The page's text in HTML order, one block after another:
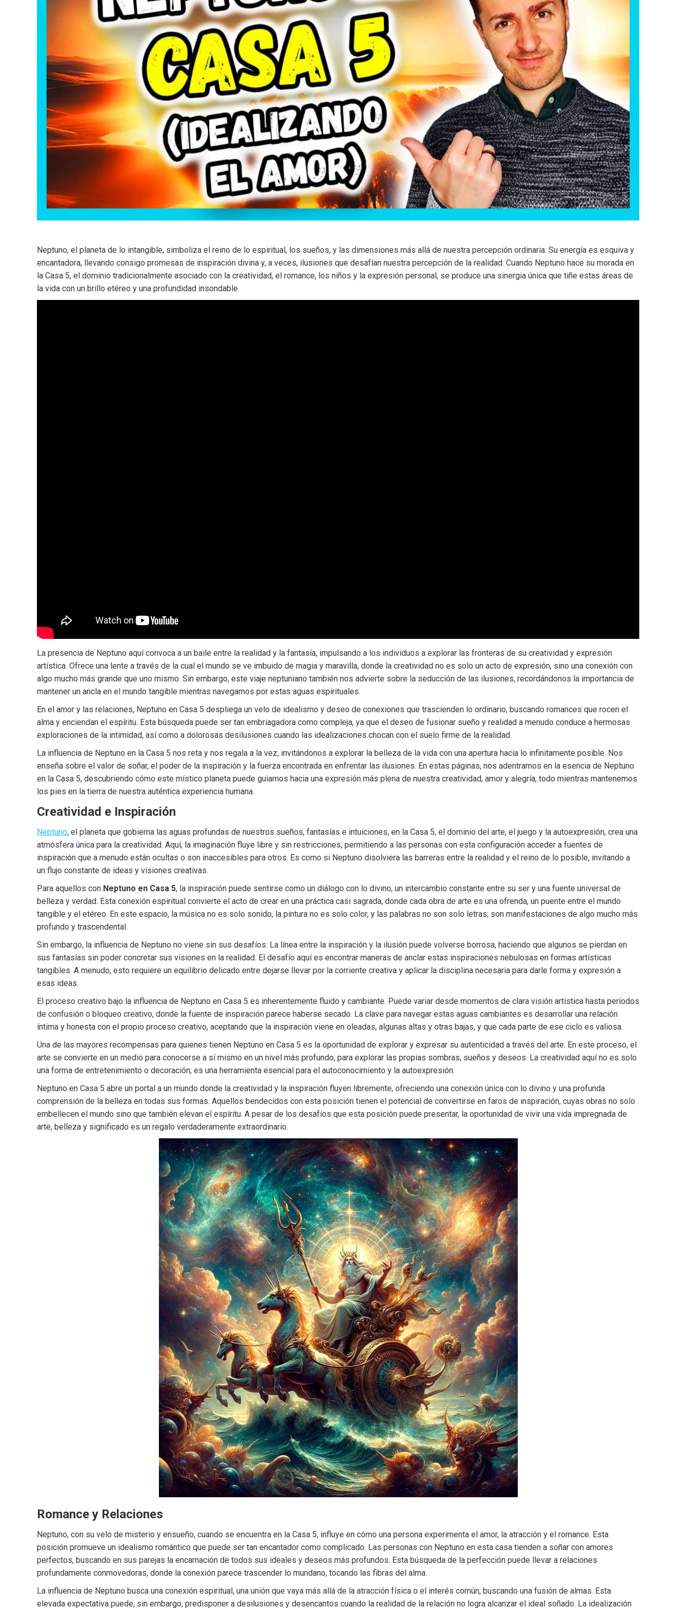
Neptuno, el planeta de lo intangible, simboliza el reino de lo espiritual, los sueños, y las dimensiones más allá de nuestra percepción ordinaria. Su energía es esquiva y
encantadora, llevando consigo promesas de inspiración divina y, a veces, ilusiones que desafían nuestra percepción de la realidad. Cuando Neptuno hace su morada en
la Casa 5, el dominio tradicionalmente asociado con la creatividad, el romance, los niños y la expresión personal, se produce una sinergia única que tiñe estas áreas de
la vida con un brillo etéreo y una profundidad insondable.
La presencia de Neptuno aquí convoca a un baile entre la realidad y la fantasía, impulsando a los individuos a explorar las fronteras de su creatividad y expresión
artística. Ofrece una lente a través de la cual el mundo se ve imbuido de magia y maravilla, donde la creatividad no es solo un acto de expresión, sino una conexión con
algo mucho más grande que uno mismo. Sin embargo, este viaje neptuniano también nos advierte sobre la seducción de las ilusiones, recordándonos la importancia de
mantener un ancla en el mundo tangible mientras navegamos por estas aguas espirituales.
En el amor y las relaciones, Neptuno en Casa 5 despliega un velo de idealismo y deseo de conexiones que trascienden lo ordinario, buscando romances que rocen el
alma y enciendan el espíritu. Esta búsqueda puede ser tan embriagadora como compleja, ya que el deseo de fusionar sueño y realidad a menudo conduce a hermosas
exploraciones de la intimidad, así como a dolorosas desilusiones cuando las idealizaciones chocan con el suelo firme de la realidad.
La influencia de Neptuno en la Casa 5 nos reta y nos regala a la vez, invitándonos a explorar la belleza de la vida con una apertura hacia lo infinitamente posible. Nos
enseña sobre el valor de soñar, el poder de la inspiración y la fuerza encontrada en enfrentar las ilusiones. En estas páginas, nos adentramos en la esencia de Neptuno
en la Casa 5, descubriendo cómo este místico planeta puede guiarnos hacia una expresión más plena de nuestra creatividad, amor y alegría, todo mientras mantenemos
los pies en la tierra de nuestra auténtica experiencia humana.
Creatividad e Inspiración
Neptuno, el planeta que gobierna las aguas profundas de nuestros sueños, fantasías e intuiciones, en la Casa 5, el dominio del arte, el juego y la autoexpresión, crea una
atmósfera única para la creatividad. Aquí, la imaginación fluye libre y sin restricciones, permitiendo a las personas con esta configuración acceder a fuentes de
inspiración que a menudo están ocultas o son inaccesibles para otros. Es como si Neptuno disolviera las barreras entre la realidad y el reino de lo posible, invitando a
un flujo constante de ideas y visiones creativas.
Para aquellos con Neptuno en Casa 5, la inspiración puede sentirse como un diálogo con lo divino, un intercambio constante entre su ser y una fuente universal de
belleza y verdad. Esta conexión espiritual convierte el acto de crear en una práctica casi sagrada, donde cada obra de arte es una ofrenda, un puente entre el mundo
tangible y el etéreo. En este espacio, la música no es solo sonido, la pintura no es solo color, y las palabras no son solo letras; son manifestaciones de algo mucho más
profundo y trascendental.
Sin embargo, la influencia de Neptuno no viene sin sus desafíos. La línea entre la inspiración y la ilusión puede volverse borrosa, haciendo que algunos se pierdan en
sus fantasías sin poder concretar sus visiones en la realidad. El desafío aquí es encontrar maneras de anclar estas inspiraciones nebulosas en formas artísticas
tangibles. A menudo, esto requiere un equilibrio delicado entre dejarse llevar por la corriente creativa y aplicar la disciplina necesaria para darle forma y expresión a
esas ideas.
El proceso creativo bajo la influencia de Neptuno en Casa 5 es inherentemente fluido y cambiante. Puede variar desde momentos de clara visión artística hasta períodos
de confusión o bloqueo creativo, donde la fuente de inspiración parece haberse secado. La clave para navegar estas aguas cambiantes es desarrollar una relación
íntima y honesta con el propio proceso creativo, aceptando que la inspiración viene en oleadas, algunas altas y otras bajas, y que cada parte de ese ciclo es valiosa.
Una de las mayores recompensas para quienes tienen Neptuno en Casa 5 es la oportunidad de explorar y expresar su autenticidad a través del arte. En este proceso, el
arte se convierte en un medio para conocerse a sí mismo en un nivel más profundo, para explorar las propias sombras, sueños y deseos. La creatividad aquí no es solo
una forma de entretenimiento o decoración; es una herramienta esencial para el autoconocimiento y la autoexpresión.
Neptuno en Casa 5 abre un portal a un mundo donde la creatividad y la inspiración fluyen libremente, ofreciendo una conexión única con lo divino y una profunda
comprensión de la belleza en todas sus formas. Aquellos bendecidos con esta posición tienen el potencial de convertirse en faros de inspiración, cuyas obras no solo
embellecen el mundo sino que también elevan el espíritu. A pesar de los desafíos que esta posición puede presentar, la oportunidad de vivir una vida impregnada de
arte, belleza y significado es un regalo verdaderamente extraordinario.
Romance y Relaciones
Neptuno, con su velo de misterio y ensueño, cuando se encuentra en la Casa 5, influye en cómo una persona experimenta el amor, la atracción y el romance. Esta
posición promueve un idealismo romántico que puede ser tan encantador como complicado. Las personas con Neptuno en esta casa tienden a soñar con amores
perfectos, buscando en sus parejas la encarnación de todos sus ideales y deseos más profundos. Esta búsqueda de la perfección puede llevar a relaciones
profundamente conmovedoras, donde la conexión parece trascender lo mundano, tocando las fibras del alma.
La influencia de Neptuno busca una conexión espiritual, una unión que vaya más allá de la atracción física o el interés común, buscando una fusión de almas. Esta
elevada expectativa puede, sin embargo, predisponer a desilusiones y desencantos cuando la realidad de la relación no logra alcanzar el ideal soñado. La idealización